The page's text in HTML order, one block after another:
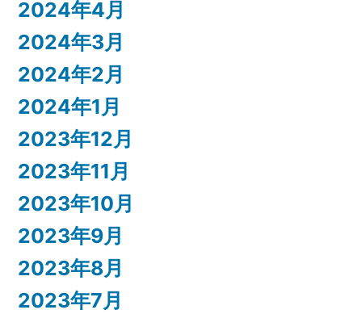
2024年4月
2024年3月
2024年2月
2024年1月
2023年12月
2023年11月
2023年10月
2023年9月
2023年8月
2023年7月